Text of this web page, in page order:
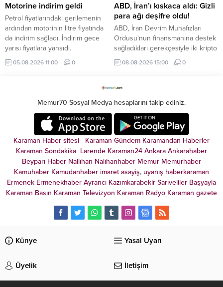
Motorine indirim geldi
Petrol fiyatlarındaki gerilemenin
ardından motorinin litre fiyatında
da indirim sağladı. İndirim gece
yarısı fiyatlara yansıdı.
05.08.2026 11:00 0
ABD, İran’ı kıskaca aldı: Gizli
para ağı deşifre oldu!
ABD, İran Devrim Muhafızları
Ordusu'nun finansmanına destek
sağladıkları gerekçesiyle iki kripto
para borsasını ve gölge bankacılık
ağını yaptırım listesine aldı.
08.08.2026 15:00 0
Memur70 Sosyal Medya hesaplarını takip ediniz.
Karaman Haber sitesi Karaman Gündem Karamandan Haberler
Karaman Sondakika Larende Karaman24 Ankara Ankarahaber
Beyparı Haber Nallıhan Nalıhanhaber Memur Memurhaber
Kamuhaber Kamudanhaber imaret asayiş, uyanış haberkaraman
Ermenek Ermenekhaber Ayrancı Kazımkarabekir Sarıveliler Başyayla
Karaman Basın Karaman Televizyon Karaman Radyo Karaman gazete
Künye Yasal Uyarı
Üyelik İletişim